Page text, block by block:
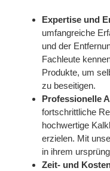
Expertise und
umfangreiche
und der
Fachleute
Produkte, um
zu beseitigen.
Professionelle
fortschrittliche
hochwertige
erzielen. Mit
in ihrem
Zeit- und